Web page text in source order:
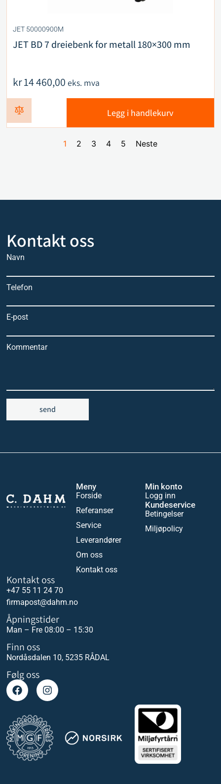
JET 50000900M
JET BD 7 dreiebenk for metall 180×300 mm
kr14 460,00 eks. mva
Legg i handlekurv
1 2 3 4 5 Neste
Kontakt oss
Navn
Telefon
E-post
Kommentar
send
Meny
Forside
Referanser
Service
Leverandører
Om oss
Kontakt oss
Min konto
Logg inn
Kundeservice
Betingelser
Miljøpolicy
Kontakt oss
+47 55 11 24 70
firmapost@dahm.no
Åpningstider
Man – Fre 08:00 – 15:30
Finn oss
Nordåsdalen 10, 5235 RÅDAL
Følg oss